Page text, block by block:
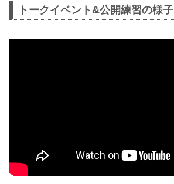
トークイベント&公開練習の様子